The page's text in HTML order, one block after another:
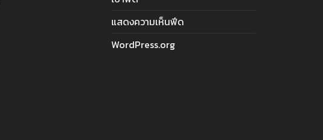
แสดงความเห็นฟีด
WordPress.org